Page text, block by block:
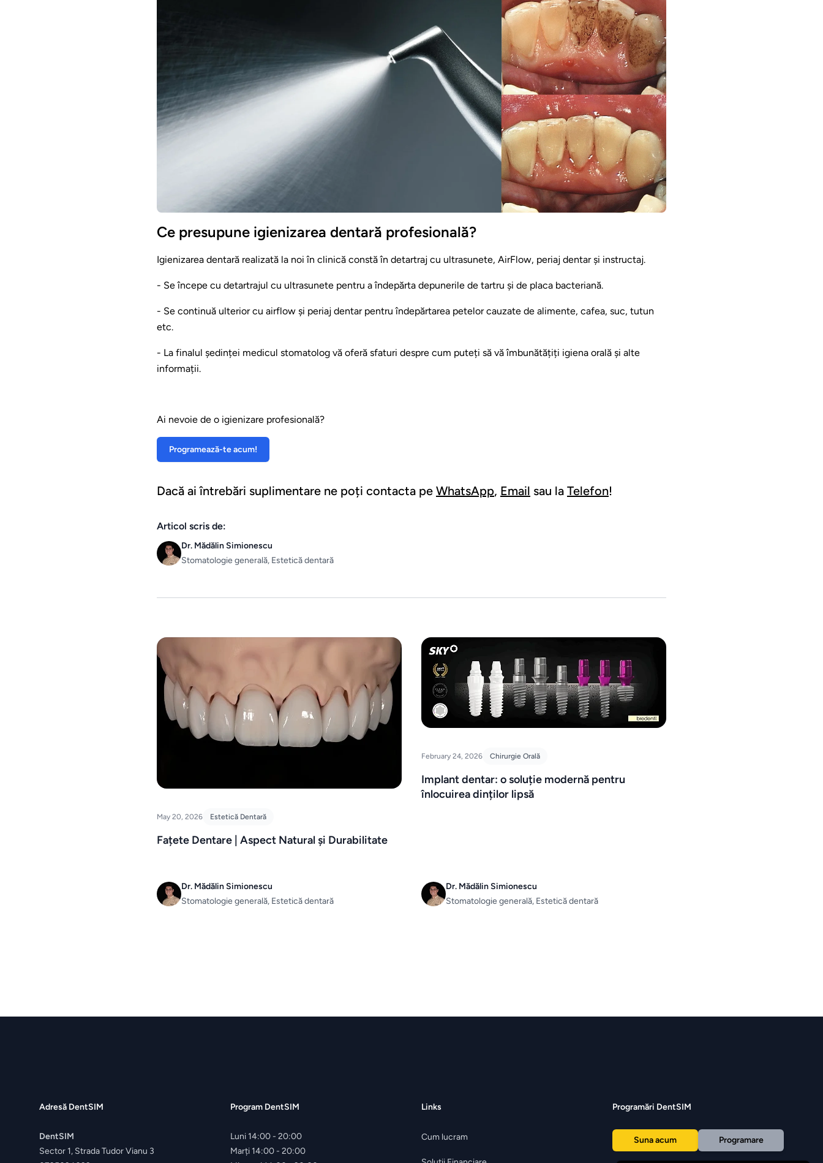
Ce presupune igienizarea dentară profesională?
Igienizarea dentară realizată la noi în clinică constă în detartraj cu ultrasunete, AirFlow, periaj dentar și instructaj.
- Se începe cu detartrajul cu ultrasunete pentru a îndepărta depunerile de tartru și de placa bacteriană.
- Se continuă ulterior cu airflow și periaj dentar pentru îndepărtarea petelor cauzate de alimente, cafea, suc, tutun
etc.
- La finalul ședinței medicul stomatolog vă oferă sfaturi despre cum puteți să vă îmbunătățiți igiena orală și alte
informații.
Ai nevoie de o igienizare profesională?
Programează-te acum!
Dacă ai întrebări suplimentare ne poți contacta pe WhatsApp, Email sau la Telefon!
Articol scris de:
Dr. Mădălin Simionescu
Stomatologie generală, Estetică dentară
May 20, 2026 Estetică Dentară
Fațete Dentare | Aspect Natural și Durabilitate
Dr. Mădălin Simionescu
Stomatologie generală, Estetică dentară
February 24, 2026 Chirurgie Orală
Implant dentar: o soluție modernă pentru
înlocuirea dinților lipsă
Dr. Mădălin Simionescu
Stomatologie generală, Estetică dentară
Adresă DentSIM
DentSIM
Sector 1, Strada Tudor Vianu 3
Program DentSIM
Luni 14:00 - 20:00
Marți 14:00 - 20:00
Links
Cum lucram
Programări DentSIM
Suna acum Programare